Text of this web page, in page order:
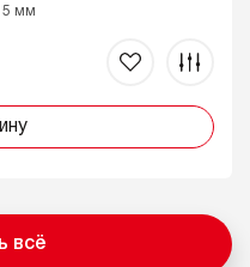
мм
всё